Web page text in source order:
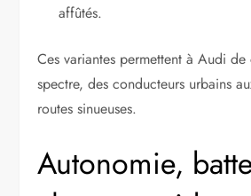
affûtés.
Ces variantes permettent à Audi
spectre, des conducteurs urbains
routes sinueuses.
Autonomie,